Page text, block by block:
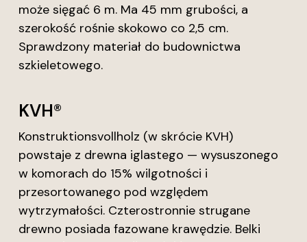
może sięgać 6 m. Ma 45 mm grubości, a
szerokość rośnie skokowo co 2,5 cm.
Sprawdzony materiał do budownictwa
szkieletowego.
KVH®
Konstruktionsvollholz (w skrócie KVH)
powstaje z drewna iglastego — wysuszonego
w komorach do 15% wilgotności i
przesortowanego pod względem
wytrzymałości. Czterostronnie strugane
drewno posiada fazowane krawędzie. Belki